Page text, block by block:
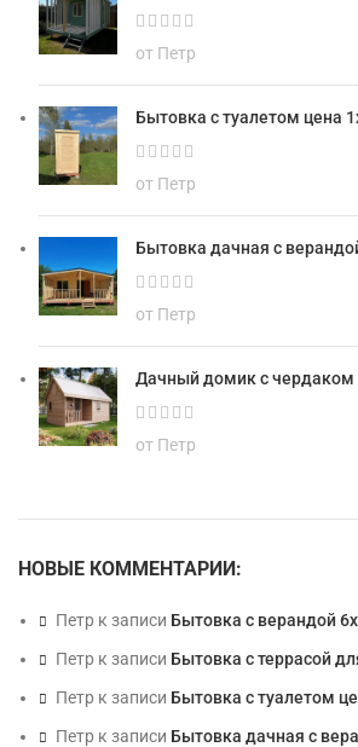
от Петр
Бытовка с туалетом цена
от Петр
Бытовка дачная с
от Петр
Дачный домик с чердаком
от Петр
НОВЫЕ КОММЕНТАРИИ:
Петр к записи Бытовка с верандой
Петр к записи Бытовка с террасой
Петр к записи Бытовка с туалетом
Петр к записи Бытовка дачная с